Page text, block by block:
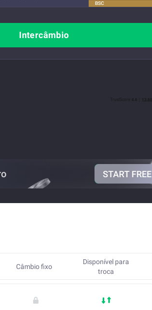
BSC
Intercâmbio
START FREE
Câmbio fixo
Disponível para
troca